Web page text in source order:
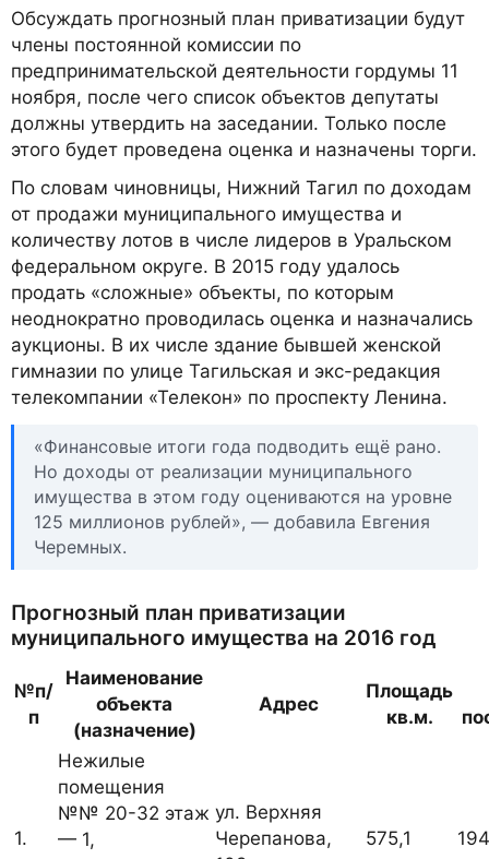
Обсуждать прогнозный план приватизации будут
члены постоянной комиссии по
предпринимательской деятельности гордумы 11
ноября, после чего список объектов депутаты
должны утвердить на заседании. Только после
этого будет проведена оценка и назначены торги.
По словам чиновницы, Нижний Тагил по доходам
от продажи муниципального имущества и
количеству лотов в числе лидеров в Уральском
федеральном округе. В 2015 году удалось
продать «сложные» объекты, по которым
неоднократно проводилась оценка и назначались
аукционы. В их числе здание бывшей женской
гимназии по улице Тагильская и экс-редакция
телекомпании «Телекон» по проспекту Ленина.
«Финансовые итоги года подводить ещё рано.
Но доходы от реализации муниципального
имущества в этом году оцениваются на уровне
125 миллионов рублей», — добавила Евгения
Черемных.
Прогнозный план приватизации
муниципального имущества на 2016 год
№п/
п
Наименование
объекта
(назначение)
Адрес
Площадь
кв.м.
1.
Нежилые
помещения
№№ 20-32 этаж
— 1,
ул. Верхняя
Черепанова,
575,1